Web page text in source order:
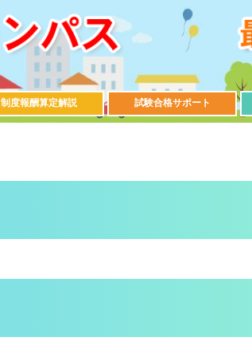
制度報酬算定解説 試験合格サポート